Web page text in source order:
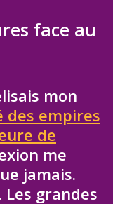
face au
mon
des empires
de
me
jamais.
grandes